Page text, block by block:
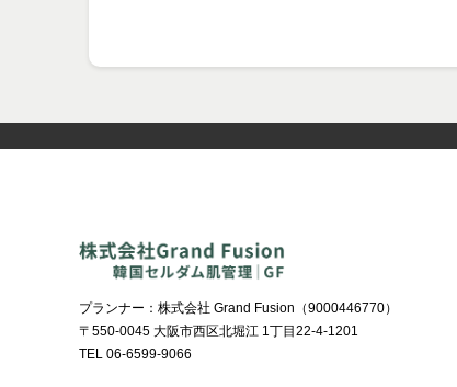
プランナー：株式会社 Grand Fusion（9000446770）
〒550-0045 大阪市西区北堀江 1丁目22-4-1201
TEL 06-6599-9066